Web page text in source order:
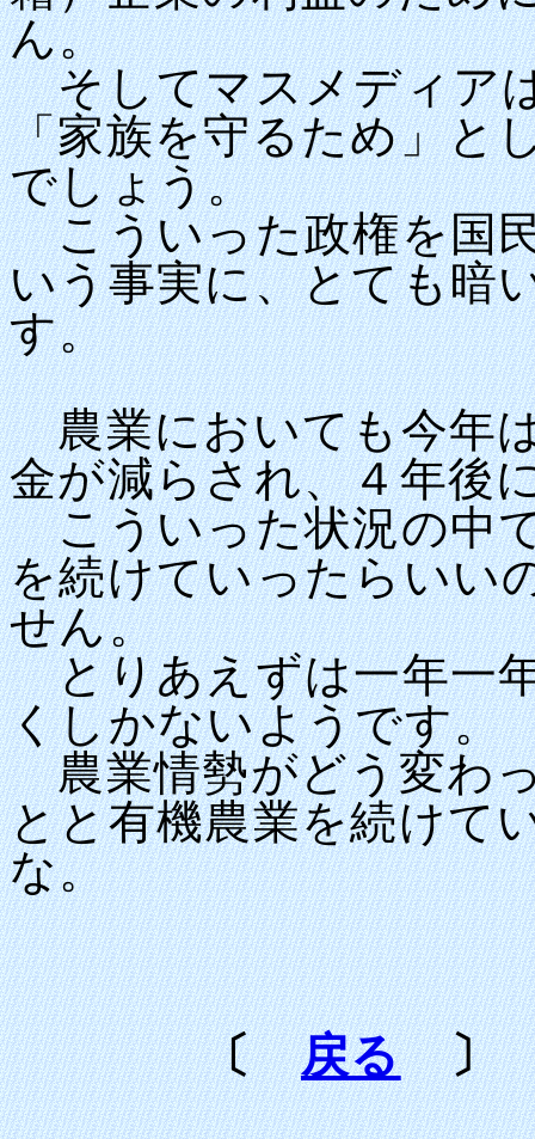
ん。
そしてマスメディア
「家族を守るため」と
でしょう。
こういった政権を国
いう事実に、とても暗
す。
農業においても今年
金が減らされ、４年後
こういった状況の中
を続けていったらいい
せん。
とりあえずは一年一
くしかないようです。
農業情勢がどう変わ
とと有機農業を続けて
な。
〔戻る〕